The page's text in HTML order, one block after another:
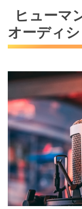
ヒューマ
オーディ